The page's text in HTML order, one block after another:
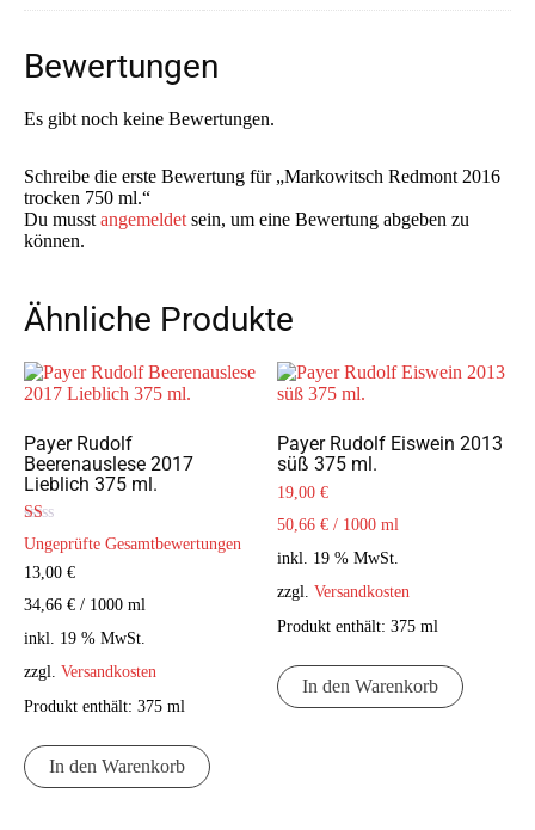
Bewertungen
Es gibt noch keine Bewertungen.
Schreibe die erste Bewertung für „Markowitsch Redmont 2016
trocken 750 ml.“
Du musst angemeldet sein, um eine Bewertung abgeben zu
können.
Ähnliche Produkte
Payer Rudolf
Beerenauslese 2017
Lieblich 375 ml.
Bewertet
mit
1.00
von
5
Ungeprüfte Gesamtbewertungen
13,00 €
34,66 € / 1000 ml
inkl. 19 % MwSt.
zzgl. Versandkosten
Produkt enthält: 375 ml
In den Warenkorb
Payer Rudolf Eiswein 2013
süß 375 ml.
19,00€
50,66€ / 1000 ml
inkl. 19 % MwSt.
zzgl.Versandkosten
Produkt enthält: 375ml
In den Warenkorb